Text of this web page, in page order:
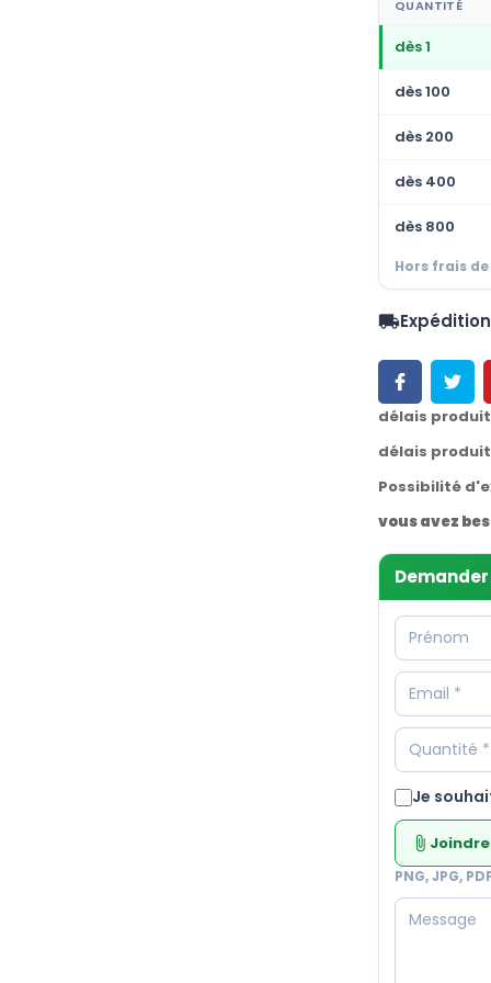
QUANTITÉ
dès 1
dès 100
dès 200
dès 400
dès 800
Hors frais
local_shipping
délais
délais produit
Possibilité
vous avez
Je
attach_file
PNG, JPG,